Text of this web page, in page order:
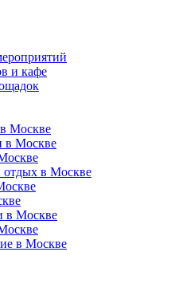
и кафе
Москве
в Москве
отдых в Москве
в Москве
в Москве